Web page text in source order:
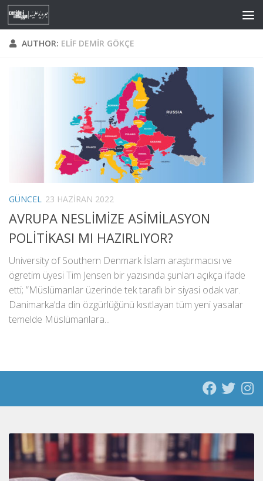
Skip to content
AUTHOR: ELIF DEMIR GÖKÇE
GÜNCEL 23 HAZIRAN 2022
AVRUPA NESLİMİZE ASİMİLASYON
POLİTİKASI MI HAZIRLIYOR?
University of Southern Denmark İslam araştırmacısı ve
ögretim üyesi Tim Jensen bir yazısında şunları açıkça ifade
etti; ”Müslümanlar üzerinde tek taraflı bir siyasi odak var.
Danimarka’da din özgürlüğünü kısıtlayan tüm yeni yasalar
temelde Müslümanlara...